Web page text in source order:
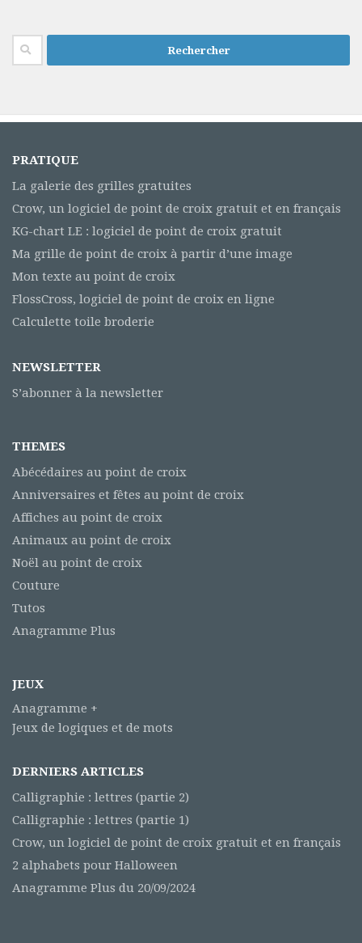
Rechercher :
PRATIQUE
La galerie des grilles gratuites
Crow, un logiciel de point de croix gratuit et en français
KG-chart LE : logiciel de point de croix gratuit
Ma grille de point de croix à partir d’une image
Mon texte au point de croix
FlossCross, logiciel de point de croix en ligne
Calculette toile broderie
NEWSLETTER
S’abonner à la newsletter
THEMES
Abécédaires au point de croix
Anniversaires et fêtes au point de croix
Affiches au point de croix
Animaux au point de croix
Noël au point de croix
Couture
Tutos
Anagramme Plus
JEUX
Anagramme +
Jeux de logiques et de mots
DERNIERS ARTICLES
Calligraphie : lettres (partie 2)
Calligraphie : lettres (partie 1)
Crow, un logiciel de point de croix gratuit et en français
2 alphabets pour Halloween
Anagramme Plus du 20/09/2024